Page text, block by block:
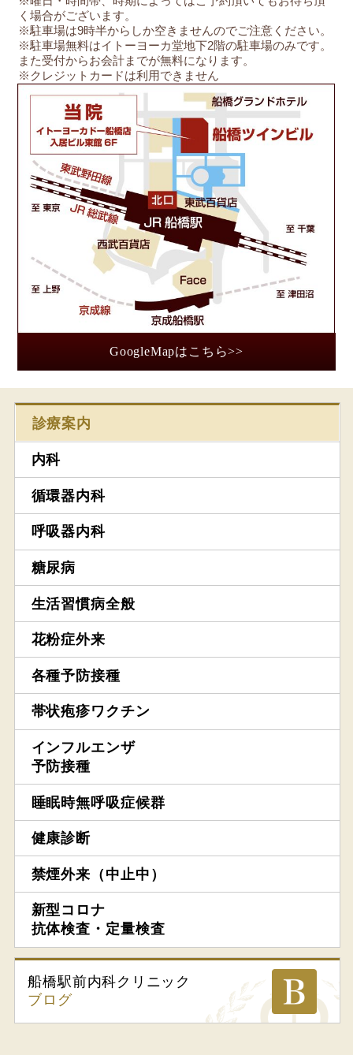
く場合がございます。
※駐車場は9時半からしか空きませんのでご注意ください。
※駐車場無料はイトーヨーカ堂地下2階の駐車場のみです。
また受付からお会計までが無料になります。
※クレジットカードは利用できません
GoogleMapはこちら>>
診療案内
内科
循環器内科
呼吸器内科
糖尿病
生活習慣病全般
花粉症外来
各種予防接種
帯状疱疹ワクチン
インフルエンザ
予防接種
睡眠時無呼吸症候群
健康診断
禁煙外来（中止中）
新型コロナ
抗体検査・定量検査
船橋駅前内科クリニック
ブログ